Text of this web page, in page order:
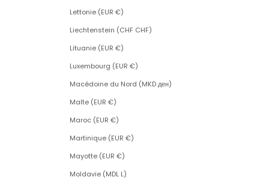
Lettonie (EUR €)
Liechtenstein (CHF CHF)
Lituanie (EUR €)
Luxembourg (EUR €)
Macédoine du Nord (MKD ден)
Malte (EUR €)
Maroc (EUR €)
Martinique (EUR €)
Mayotte (EUR €)
Moldavie (MDL L)